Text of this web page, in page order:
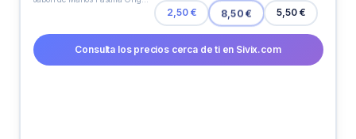
2,50 € 8,50 € 5,50 €
Consulta los precios cerca de ti en Sivix.com